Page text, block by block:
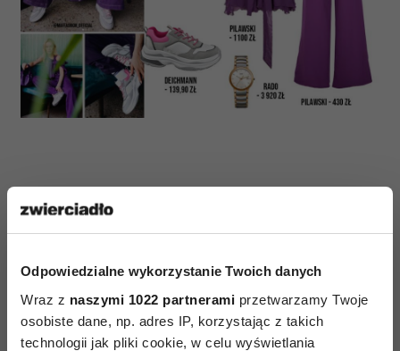
Odpowiedzialne wykorzystanie Twoich danych
Wraz z naszymi 1022 partnerami przetwarzamy Twoje
osobiste dane, np. adres IP, korzystając z takich
technologii jak pliki cookie, w celu wyświetlania
AUTOPROMOCJA